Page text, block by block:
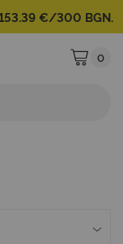
€/300 BGN.
My Cart
0